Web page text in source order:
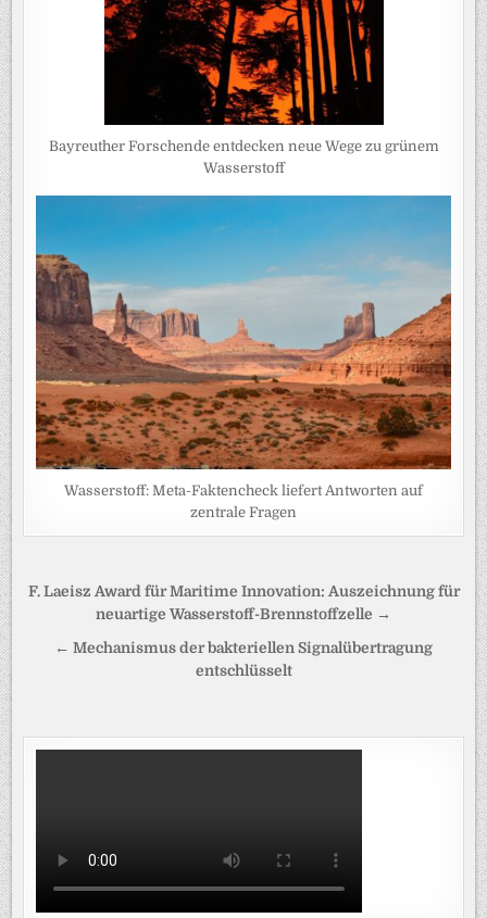
Bayreuther Forschende entdecken neue Wege zu grünem
Wasserstoff
Wasserstoff: Meta-Faktencheck liefert Antworten auf
zentrale Fragen
Beitragsnavigation
F. Laeisz Award für Maritime Innovation: Auszeichnung für
neuartige Wasserstoff-Brennstoffzelle →
← Mechanismus der bakteriellen Signalübertragung
entschlüsselt